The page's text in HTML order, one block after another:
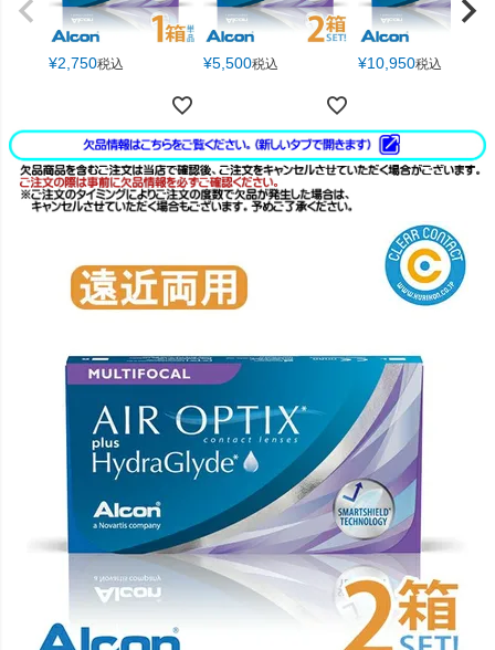
¥2,750税込 ¥5,500税込 ¥10,950税込